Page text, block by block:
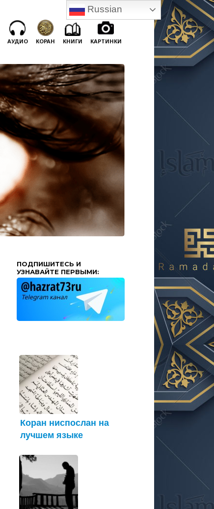
АУДИО КОРАН КНИГИ КАРТИНКИ
ПОДПИШИТЕСЬ И
УЗНАВАЙТЕ ПЕРВЫМИ:
Коран ниспослан на
лучшем языке
Russian